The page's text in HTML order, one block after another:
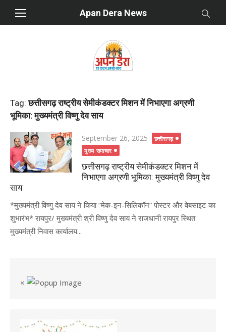
Apan Dera News
Tag:छत्तीसगढ़ राष्ट्रीय सेमीकंडक्टर मिशन में निभाएगा अग्रणी
भूमिका: मुख्यमंत्री विष्णु देव साय
Posted
on
September 26, 2025
छत्तीसगढ़
मुख्य समाचार
छत्तीसगढ़ राष्ट्रीय सेमीकंडक्टर मिशन में
निभाएगा अग्रणी भूमिका: मुख्यमंत्री विष्णु देव
साय
*मुख्यमंत्री विष्णु देव साय ने किया “मेक-इन-सिलिकॉन” पोस्टर और वेबसाइट का
शुभारंभ* रायपुर/ मुख्यमंत्री श्री विष्णु देव साय ने राजधानी रायपुर स्थित
मुख्यमंत्री निवास कार्यालय...
×